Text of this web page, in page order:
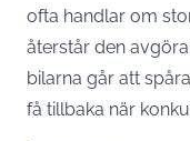
ofta handlar om
återstår den
bilarna går att
få tillbaka när